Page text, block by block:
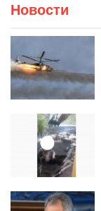
Новости